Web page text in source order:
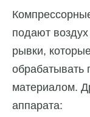
подают
рывки,
обрабатывать
материалом.
аппарата: